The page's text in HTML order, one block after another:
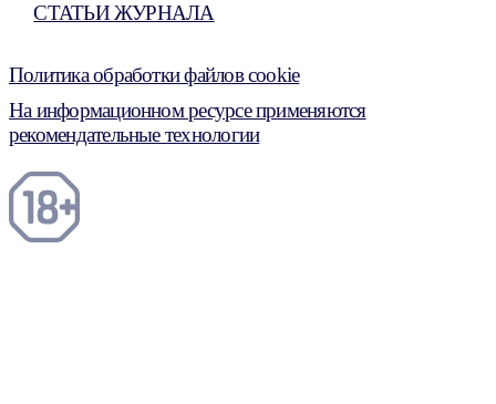
СТАТЬИ ЖУРНАЛА
Политика обработки файлов cookie
На информационном ресурсе применяются
рекомендательные технологии